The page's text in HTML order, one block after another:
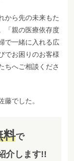
から先の未来もた
「親の医療依存度
で一緒に入れる広
でお困りのお客様
ちへご相談くださ
藤でした。
料で
介します!!